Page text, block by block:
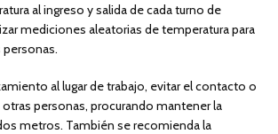
al ingreso y salida de cada turno de
mediciones aleatorias de temperatura para
personas.
al lugar de trabajo, evitar el contacto o
personas, procurando mantener la
metros. También se recomienda la